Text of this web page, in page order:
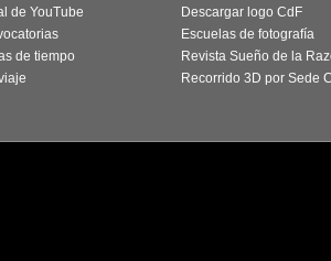
de YouTube
de tiempo
Descargar logo CdF
Escuelas de fotografía
Revista Sueño de la
Recorrido 3D por Sede